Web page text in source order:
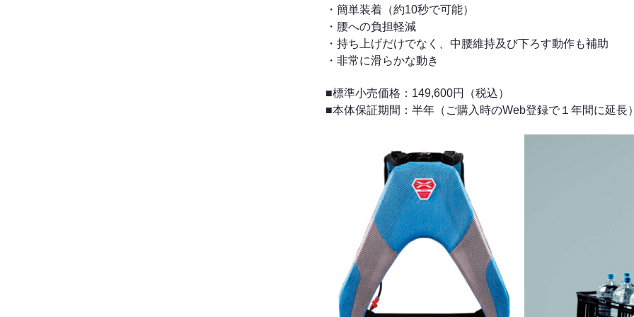
・簡単装着（約10秒で可能）
・腰への負担軽減
・持ち上げだけでなく、中腰維持及び下ろす動作も補助
・非常に滑らかな動き
■標準小売価格：149,600円（税込）
■本体保証期間：半年（ご購入時のWeb登録で１年間に延長